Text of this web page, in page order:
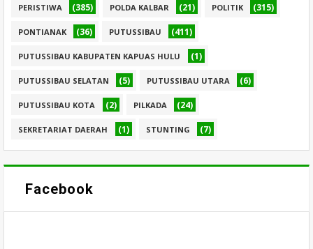
PERISTIWA (385) POLDA KALBAR (21) POLITIK (315)
PONTIANAK (36) PUTUSSIBAU (411)
PUTUSSIBAU KABUPATEN KAPUAS HULU (1)
PUTUSSIBAU SELATAN (5) PUTUSSIBAU UTARA (6)
PUTUSSIBAU KOTA (2) PILKADA (24)
SEKRETARIAT DAERAH (1) STUNTING (7)
Facebook